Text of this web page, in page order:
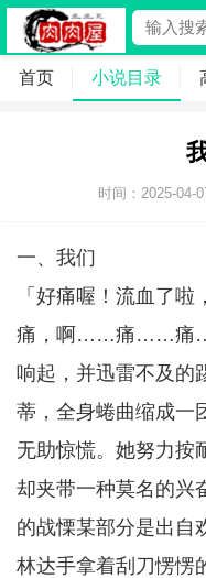
首页 小说目录
时间：2025-04-
一、我们
「好痛喔！流血了
痛，啊……痛……痛
响起，并迅雷不及的
蒂，全身蜷曲缩成一
无助惊慌。她努力按
却夹带一种莫名的兴
的战慄某部分是出自
林达手拿着刮刀愣愣